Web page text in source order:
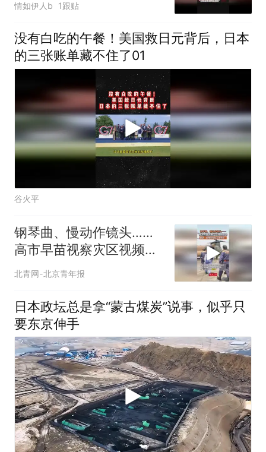
情如伊人b 1跟贴
没有白吃的午餐！美国救日元背后，日本
的三张账单藏不住了01
谷火平
钢琴曲、慢动作镜头……
高市早苗视察灾区视频翻
车，被讽“仿佛在拍女主宣
北青网-北京青年报
日本政坛总是拿“蒙古煤炭”说事，似乎只
要东京伸手